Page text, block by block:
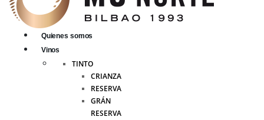
Quienes somos
Vinos
TINTO
CRIANZA
RESERVA
GRÁN
RESERVA